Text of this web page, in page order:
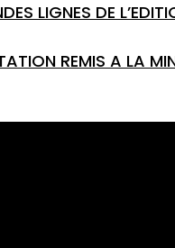
LIGNES DE
REMIS A LA